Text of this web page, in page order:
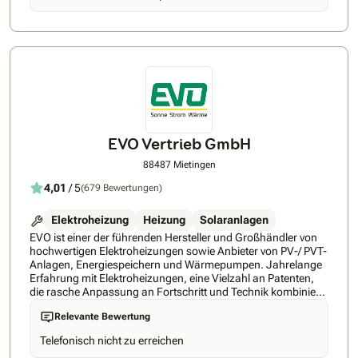
PhotovoltaikanlageEnergiespeicher und Ladestationen (e-
EVO Vertrieb GmbH
88487 Mietingen
4,01 / 5(679 Bewertungen)
Elektroheizung Heizung
Solaranlagen
EVO ist einer der führenden Hersteller und Großhändler von
hochwertigen Elektroheizungen sowie Anbieter von PV-/ PVT-
Anlagen, Energiespeichern und Wärmepumpen. Jahrelange
Erfahrung mit Elektroheizungen, eine Vielzahl an Patenten,
die rasche Anpassung an Fortschritt und Technik kombiniert
mit der optimalen Betreuung der Kunden, haben EVO zu
einem der Marktführer gemacht. • EVO gibt auf alle
Heizkörper 30 Jahre Garantie. Dies zeichnet die hohe Qualität
der Heizungen wieder. • Alle Heizungen werden regelmäßig
Relevante Bewertung
Telefonisch nicht zu erreichen